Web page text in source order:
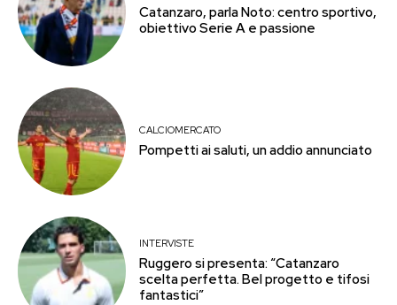
Catanzaro, parla Noto: centro sportivo,
obiettivo Serie A e passione
CALCIOMERCATO
Pompetti ai saluti, un addio annunciato
INTERVISTE
Ruggero si presenta: “Catanzaro
scelta perfetta. Bel progetto e tifosi
fantastici”